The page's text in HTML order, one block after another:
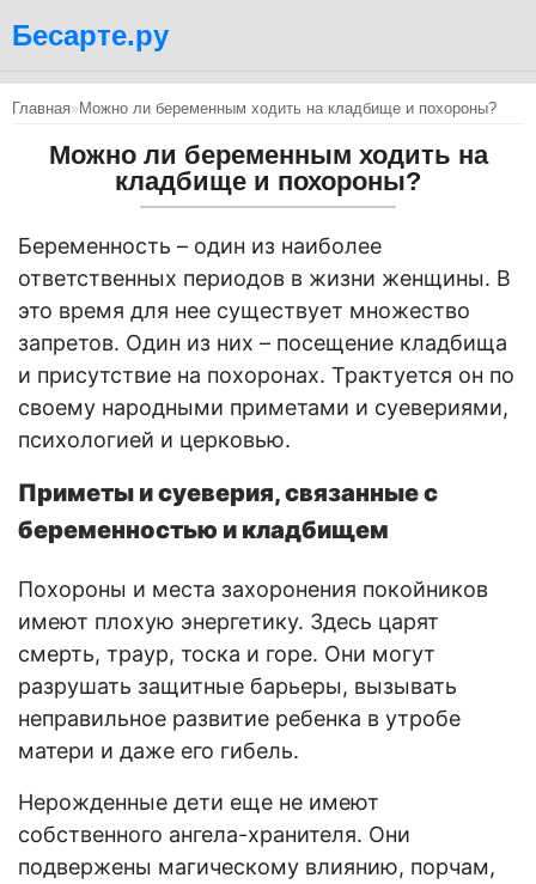
Бесарте.ру
Главная»Можно ли беременным ходить на кладбище и похороны?
Можно ли беременным ходить на
кладбище и похороны?
Беременность – один из наиболее
ответственных периодов в жизни женщины. В
это время для нее существует множество
запретов. Один из них – посещение кладбища
и присутствие на похоронах. Трактуется он по
своему народными приметами и суевериями,
психологией и церковью.
Приметы и суеверия, связанные с
беременностью и кладбищем
Похороны и места захоронения покойников
имеют плохую энергетику. Здесь царят
смерть, траур, тоска и горе. Они могут
разрушать защитные барьеры, вызывать
неправильное развитие ребенка в утробе
матери и даже его гибель.
Нерожденные дети еще не имеют
собственного ангела-хранителя. Они
подвержены магическому влиянию, порчам,